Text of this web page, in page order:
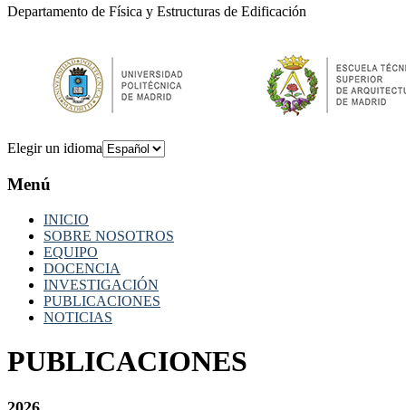
Departamento de Física y Estructuras de Edificación
Elegir un idioma
Menú
INICIO
SOBRE NOSOTROS
EQUIPO
DOCENCIA
INVESTIGACIÓN
PUBLICACIONES
NOTICIAS
PUBLICACIONES